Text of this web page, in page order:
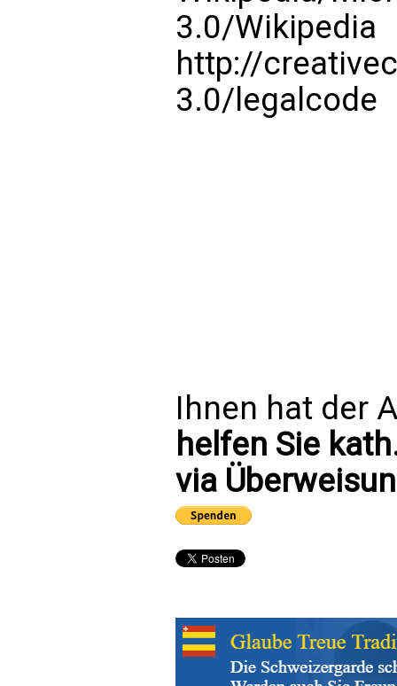
3.0/Wikipedia
http://
3.0/legalcode
Ihnen hat der
helfen Sie
via